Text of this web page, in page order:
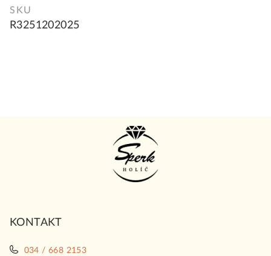
SKU
R3251202025
KONTAKT
034 / 668 2153